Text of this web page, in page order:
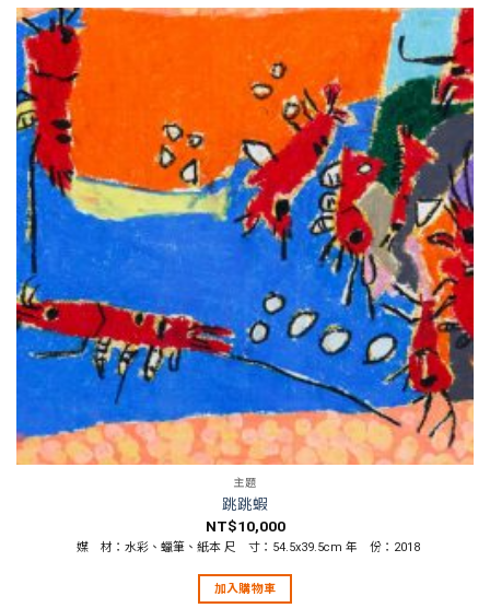
主題
跳跳蝦
NT$10,000
媒 材：水彩、蠟筆、紙本 尺 寸：54.5x39.5cm 年 份：2018
加入購物車